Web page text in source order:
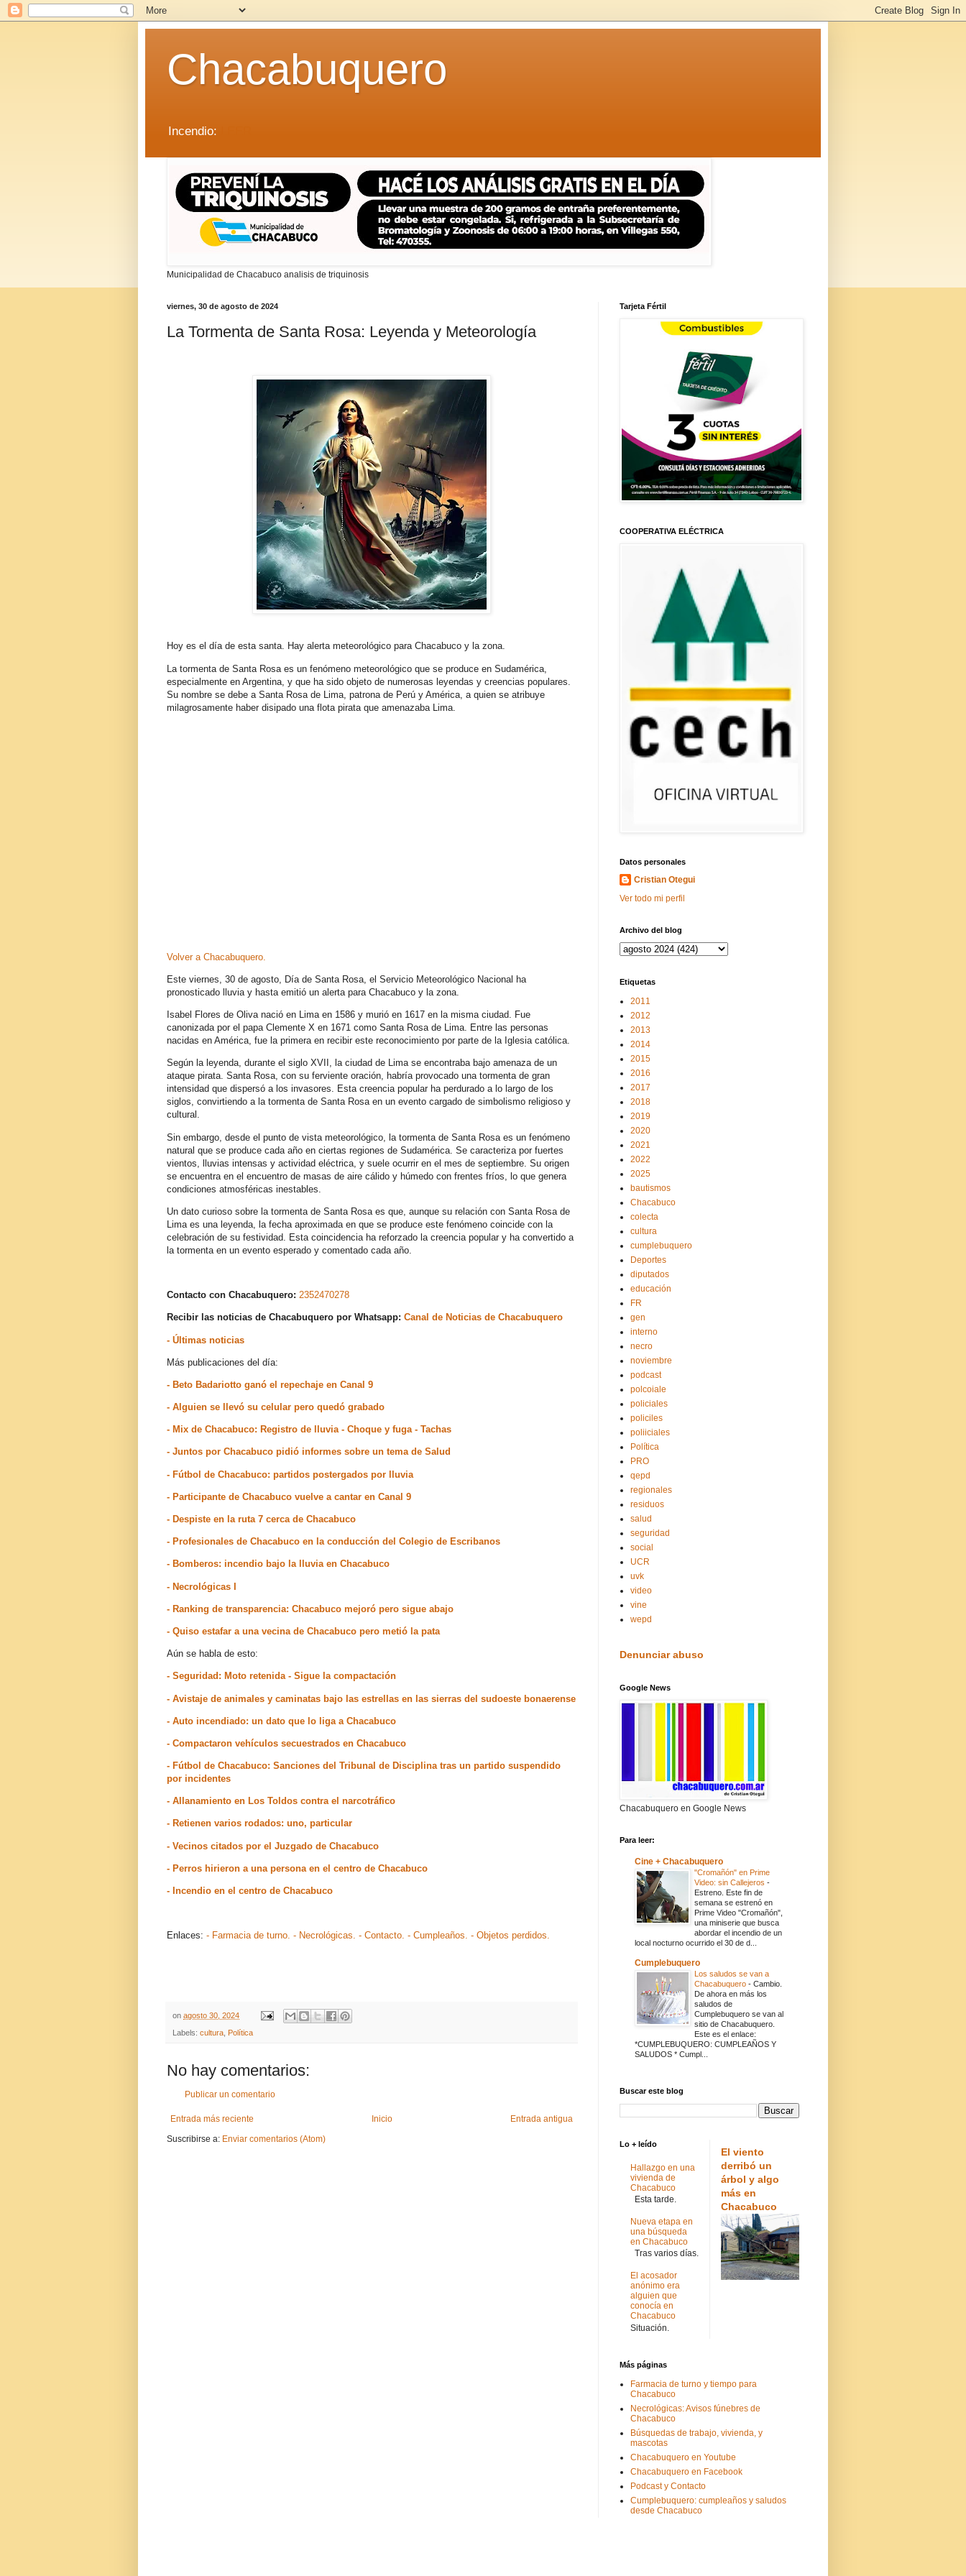
Chacabuquero
Incendio:
Municipalidad de Chacabuco analisis de triquinosis
viernes, 30 de agosto de 2024
La Tormenta de Santa Rosa: Leyenda y Meteorología
Hoy es el día de esta santa. Hay alerta meteorológico para Chacabuco y la zona.
La tormenta de Santa Rosa es un fenómeno meteorológico que se produce en Sudamérica,
especialmente en Argentina, y que ha sido objeto de numerosas leyendas y creencias populares.
Su nombre se debe a Santa Rosa de Lima, patrona de Perú y América, a quien se atribuye
milagrosamente haber disipado una flota pirata que amenazaba Lima.
Volver a Chacabuquero.
Este viernes, 30 de agosto, Día de Santa Rosa, el Servicio Meteorológico Nacional ha
pronosticado lluvia y hasta emitió un alerta para Chacabuco y la zona.
Isabel Flores de Oliva nació en Lima en 1586 y murió en 1617 en la misma ciudad. Fue
canonizada por el papa Clemente X en 1671 como Santa Rosa de Lima. Entre las personas
nacidas en América, fue la primera en recibir este reconocimiento por parte de la Iglesia católica.
Según la leyenda, durante el siglo XVII, la ciudad de Lima se encontraba bajo amenaza de un
ataque pirata. Santa Rosa, con su ferviente oración, habría provocado una tormenta de gran
intensidad que dispersó a los invasores. Esta creencia popular ha perdurado a lo largo de los
siglos, convirtiendo a la tormenta de Santa Rosa en un evento cargado de simbolismo religioso y
cultural.
Sin embargo, desde el punto de vista meteorológico, la tormenta de Santa Rosa es un fenómeno
natural que se produce cada año en ciertas regiones de Sudamérica. Se caracteriza por fuertes
vientos, lluvias intensas y actividad eléctrica, y suele ocurrir en el mes de septiembre. Su origen
se encuentra en el encuentro de masas de aire cálido y húmedo con frentes fríos, lo que genera
condiciones atmosféricas inestables.
Un dato curioso sobre la tormenta de Santa Rosa es que, aunque su relación con Santa Rosa de
Lima es una leyenda, la fecha aproximada en que se produce este fenómeno coincide con la
celebración de su festividad. Esta coincidencia ha reforzado la creencia popular y ha convertido a
la tormenta en un evento esperado y comentado cada año.
Contacto con Chacabuquero: 2352470278
Recibir las noticias de Chacabuquero por Whatsapp: Canal de Noticias de Chacabuquero
- Últimas noticias
Más publicaciones del día:
- Beto Badariotto ganó el repechaje en Canal 9
- Alguien se llevó su celular pero quedó grabado
- Mix de Chacabuco: Registro de lluvia - Choque y fuga - Tachas
- Juntos por Chacabuco pidió informes sobre un tema de Salud
- Fútbol de Chacabuco: partidos postergados por lluvia
- Participante de Chacabuco vuelve a cantar en Canal 9
- Despiste en la ruta 7 cerca de Chacabuco
- Profesionales de Chacabuco en la conducción del Colegio de Escribanos
- Bomberos: incendio bajo la lluvia en Chacabuco
- Necrológicas I
- Ranking de transparencia: Chacabuco mejoró pero sigue abajo
- Quiso estafar a una vecina de Chacabuco pero metió la pata
Aún se habla de esto:
- Seguridad: Moto retenida - Sigue la compactación
- Avistaje de animales y caminatas bajo las estrellas en las sierras del sudoeste bonaerense
- Auto incendiado: un dato que lo liga a Chacabuco
- Compactaron vehículos secuestrados en Chacabuco
- Fútbol de Chacabuco: Sanciones del Tribunal de Disciplina tras un partido suspendido
por incidentes
- Allanamiento en Los Toldos contra el narcotráfico
- Retienen varios rodados: uno, particular
- Vecinos citados por el Juzgado de Chacabuco
- Perros hirieron a una persona en el centro de Chacabuco
- Incendio en el centro de Chacabuco
Enlaces: - Farmacia de turno. - Necrológicas. - Contacto. - Cumpleaños. - Objetos perdidos.
on agosto 30, 2024
Labels: cultura Política
No hay comentarios:
Publicar un comentario
Entrada más reciente Entrada antigua
Inicio
Suscribirse a: Enviar comentarios (Atom)
Tarjeta Fértil
COOPERATIVA ELÉCTRICA
Datos personales
Cristian Otegui
Ver todo mi perfil
Archivo del blog
Etiquetas
2011
2012
2013
2014
2015
2016
2017
2018
2019
2020
2021
2022
2025
bautismos
Chacabuco
colecta
cultura
cumplebuquero
Deportes
diputados
educación
FR
gen
interno
necro
noviembre
podcast
polcoiale
policiales
policiles
poliiciales
Política
PRO
qepd
regionales
residuos
salud
seguridad
social
UCR
uvk
video
vine
wepd
Denunciar abuso
Google News
Chacabuquero en Google News
Para leer:
Cine + Chacabuquero
"Cromañón" en Prime
Video: sin Callejeros -
Estreno. Este fin de
semana se estrenó en
Prime Video "Cromañón",
una miniserie que busca
abordar el incendio de un
local nocturno ocurrido el 30 de d...
Cumplebuquero
Los saludos se van a
Chacabuquero - Cambio.
De ahora en más los
saludos de
Cumplebuquero se van al
sitio de Chacabuquero.
Este es el enlace:
*CUMPLEBUQUERO: CUMPLEAÑOS Y
SALUDOS * Cumpl...
Buscar este blog
Lo + leído
Hallazgo en una
vivienda de
Chacabuco
Esta tarde.
Nueva etapa en
una búsqueda
en Chacabuco
Tras varios días.
El acosador
anónimo era
alguien que
conocía en
Chacabuco
Situación.
El viento
derribó un
árbol y algo
más en
Chacabuco
Más páginas
Farmacia de turno y tiempo para
Chacabuco
Necrológicas: Avisos fúnebres de
Chacabuco
Búsquedas de trabajo, vivienda, y
mascotas
Chacabuquero en Youtube
Chacabuquero en Facebook
Podcast y Contacto
Cumplebuquero: cumpleaños y saludos
desde Chacabuco